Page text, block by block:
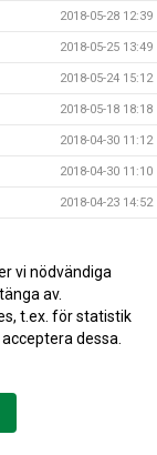
2018-05-28 12:39
2018-05-25 13:49
2018-05-24 15:12
2018-05-18 18:18
2018-04-30 11:12
2018-04-30 11:10
2018-04-23 14:52
2018-04-17 10:52
2018-04-16 11:32
2018-04-11 09:56
vi nödvändiga
av.
t.ex. för statistik
dessa.